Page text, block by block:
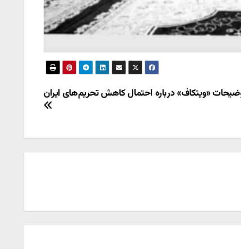
«ویتکاف» درباره احتمال کاهش تحریم‌های ایران